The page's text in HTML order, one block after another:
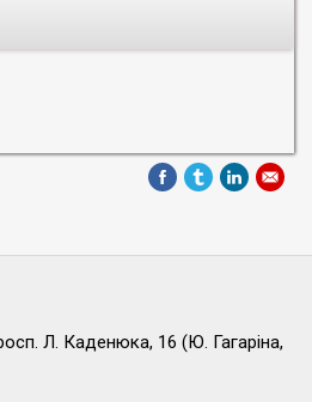
Л. Каденюка, 16 (Ю. Гагаріна,